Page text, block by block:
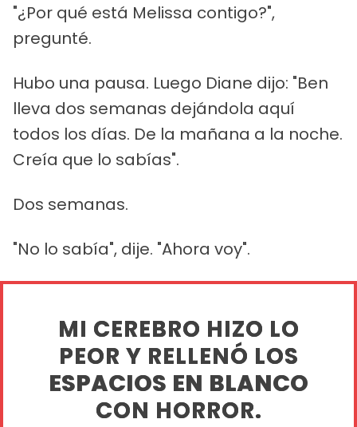
"¿Por qué está Melissa contigo?",
pregunté.
Hubo una pausa. Luego Diane dijo: "Ben
lleva dos semanas dejándola aquí
todos los días. De la mañana a la noche.
Creía que lo sabías".
Dos semanas.
"No lo sabía", dije. "Ahora voy".
MI CEREBRO HIZO LO
PEOR Y RELLENÓ LOS
ESPACIOS EN BLANCO
CON HORROR.